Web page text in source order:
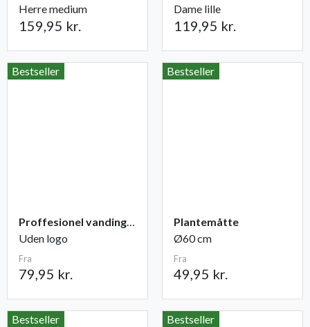
Herre medium
159,95 kr.
Dame lille
119,95 kr.
Bestseller
Proffesionel vandingspose 100 liter
Uden logo
Fra
79,95 kr.
Bestseller
Plantemåtte
Ø60 cm
Fra
49,95 kr.
Bestseller Bestseller